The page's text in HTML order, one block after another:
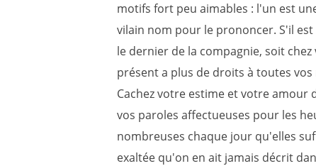
motifs fort peu aimables : l'un est
vilain nom pour le prononcer. S'il
le dernier de la compagnie, soit
présent a plus de droits à toutes
Cachez votre estime et votre amour
vos paroles affectueuses pour les
nombreuses chaque jour qu'elles
exaltée qu'on en ait jamais décrit